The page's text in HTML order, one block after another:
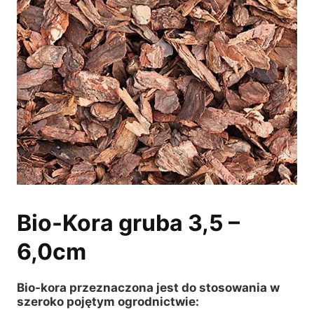
Bio-Kora gruba 3,5 –
6,0cm
Bio-kora przeznaczona jest do stosowania w
szeroko pojętym ogrodnictwie: